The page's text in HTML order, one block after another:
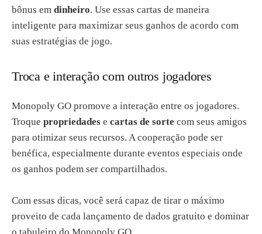
bônus em dinheiro. Use essas cartas de maneira
inteligente para maximizar seus ganhos de acordo com
suas estratégias de jogo.
Troca e interação com outros jogadores
Monopoly GO promove a interação entre os jogadores.
Troque propriedades e cartas de sorte com seus amigos
para otimizar seus recursos. A cooperação pode ser
benéfica, especialmente durante eventos especiais onde
os ganhos podem ser compartilhados.
Com essas dicas, você será capaz de tirar o máximo
proveito de cada lançamento de dados gratuito e dominar